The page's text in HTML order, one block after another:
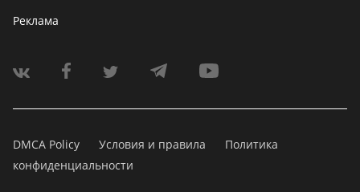
Реклама
DMCA Policy Условия и правила
Политика
конфиденциальности